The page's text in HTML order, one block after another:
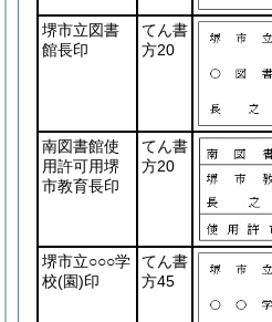
堺市立図書
館長印
てん書
方20
南図書館使
用許可用堺
市教育長印
てん書
方20
堺市立○○○学
校(園)印
てん書
方45